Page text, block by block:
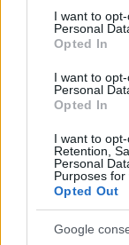
services and
not limited to
grant or deny
consent section.
I want to
Personal
Opted In
I want to
Personal
Opted In
I want to
Retention,
Personal
Purposes for
Opted Out
Google
News Hub UK
Lgbtq News